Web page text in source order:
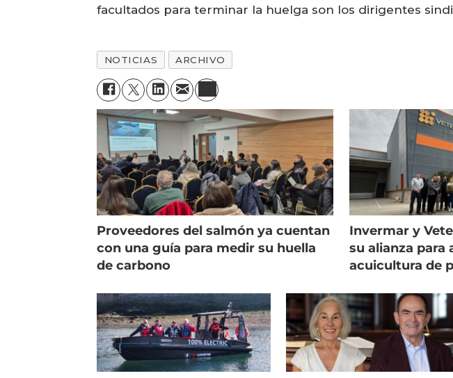
facultados para terminar la huelga son los dirigentes
NOTICIAS ARCHIVO
Proveedores del salmón ya cuentan
con una guía para medir su huella
de carbono
Invermar y
su alianza para
acuicultura de